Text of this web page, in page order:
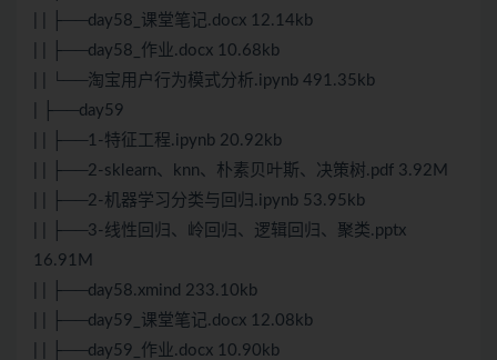
| | ├──day58_课堂笔记.docx 12.14kb
| | ├──day58_作业.docx 10.68kb
| | └──淘宝用户行为模式分析.ipynb 491.35kb
| ├──day59
| | ├──1-特征工程.ipynb 20.92kb
| | ├──2-sklearn、knn、朴素贝叶斯、决策树.pdf 3.92M
| | ├──2-机器学习分类与回归.ipynb 53.95kb
| | ├──3-线性回归、岭回归、逻辑回归、聚类.pptx
16.91M
| | ├──day58.xmind 233.10kb
| | ├──day59_课堂笔记.docx 12.08kb
| | ├──day59_作业.docx 10.90kb